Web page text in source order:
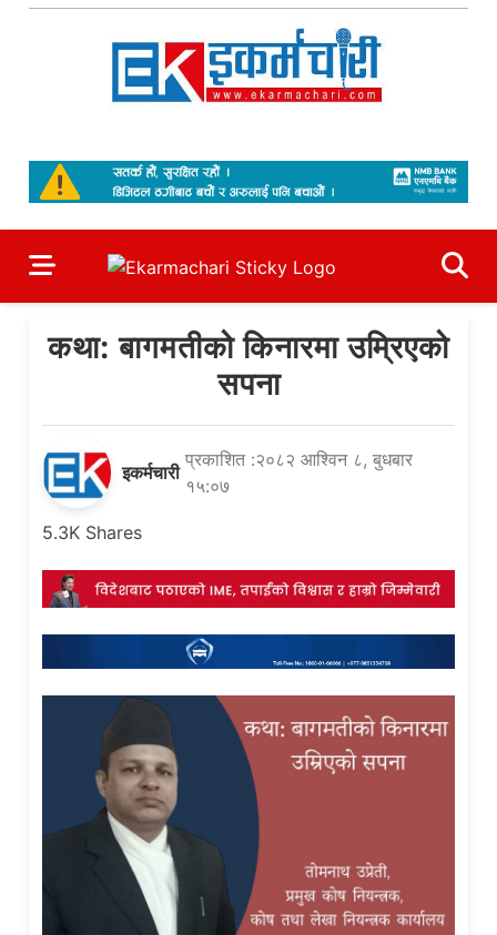
Skip
कथा: बागमतीको किनारमा उम्रिएको
सपना
इकर्मचारी
प्रकाशित :२०८२ आश्विन ८, बुधबार
१५:०७
5.3K Shares